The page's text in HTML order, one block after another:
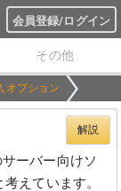
会員登録/ログイン
その他
オプション
解説
ーバー向けソ
えています。